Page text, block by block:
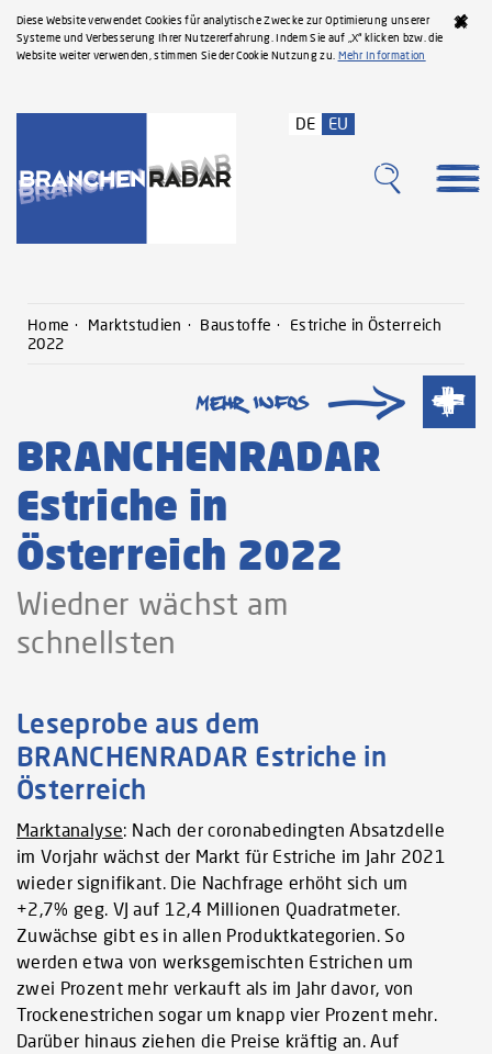
Diese Website verwendet Cookies für analytische Zwecke zur Optimierung unserer
Systeme und Verbesserung Ihrer Nutzererfahrung. Indem Sie auf „X“ klicken bzw. die
Website weiter verwenden, stimmen Sie der Cookie Nutzung zu. Mehr Information
DE EU
Home Marktstudien Baustoffe
Estriche in Österreich
2022
BRANCHENRADAR
Estriche in
Österreich 2022
Wiedner wächst am
schnellsten
Leseprobe aus dem
BRANCHENRADAR Estriche in
Österreich
Marktanalyse: Nach der coronabedingten Absatzdelle
im Vorjahr wächst der Markt für Estriche im Jahr 2021
wieder signifikant. Die Nachfrage erhöht sich um
+2,7% geg. VJ auf 12,4 Millionen Quadratmeter.
Zuwächse gibt es in allen Produktkategorien. So
werden etwa von werksgemischten Estrichen um
zwei Prozent mehr verkauft als im Jahr davor, von
Trockenestrichen sogar um knapp vier Prozent mehr.
Darüber hinaus ziehen die Preise kräftig an. Auf